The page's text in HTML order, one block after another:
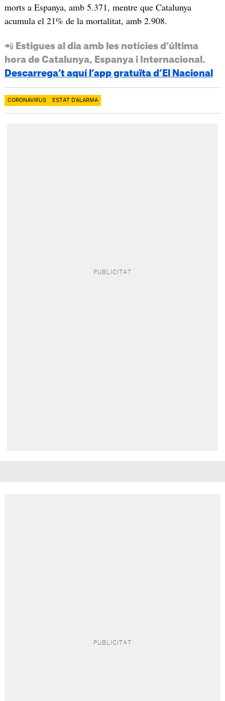
morts a Espanya, amb 5.371, mentre que Catalunya
acumula el 21% de la mortalitat, amb 2.908.
📲 Estigues al dia amb les notícies d’última
hora de Catalunya, Espanya i Internacional.
Descarrega’t aquí l’app gratuïta d’El Nacional
CORONAVIRUS ESTAT D'ALARMA